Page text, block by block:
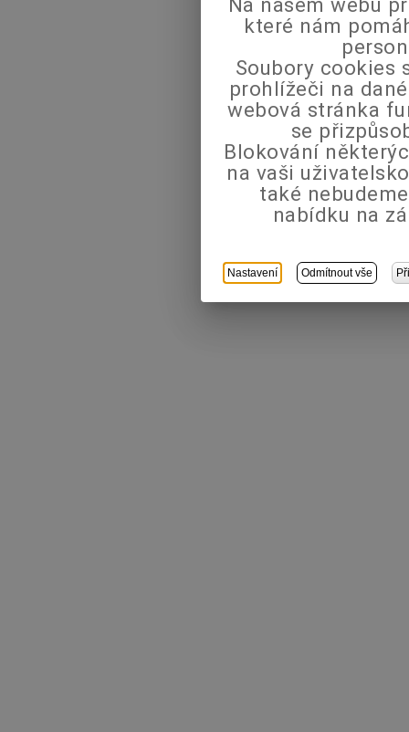
které nám
Soubory cookies
prohlížeči na
webová stránka
se
Blokování
na vaši
také
nabídku na
Nastavení Odmítnout vše